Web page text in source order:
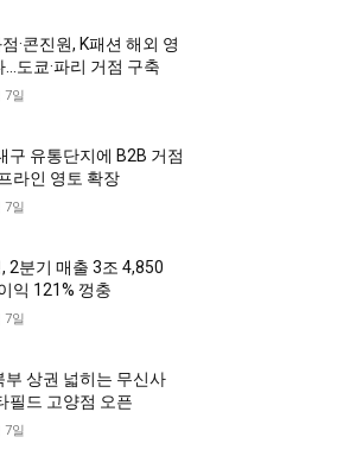
·콘진원, K패션 해외 영
…도쿄·파리 거점 구축
7일
구 유통단지에 B2B 거점
라인 영토 확장
7일
2분기 매출 3조 4,850
익 121% 껑충
7일
부 상권 넓히는 무신사
필드 고양점 오픈
7일